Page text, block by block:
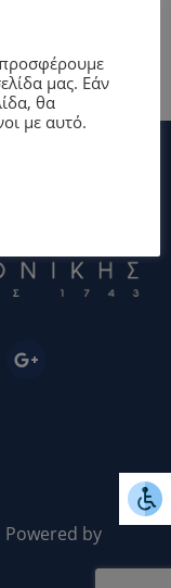
by
μας. Εάν
θα
με αυτό.